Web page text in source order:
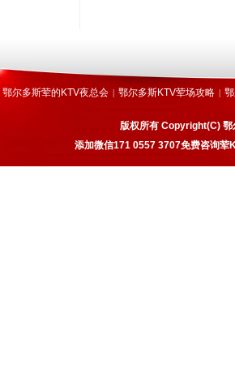
鄂尔多斯荤的KTV夜总会 | 鄂尔多斯KTV荤场攻略 |
版权所有 Copyright(C) 鄂
添加微信171 0557 3707免费咨询荤